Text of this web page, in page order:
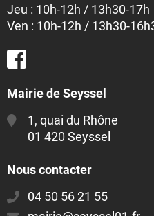
Jeu : 10h-12h / 13h30-17h
Ven : 10h-12h / 13h30-
Mairie de Seyssel
1, quai du Rhône
01 420 Seyssel
Nous contacter
04 50 56 21 55